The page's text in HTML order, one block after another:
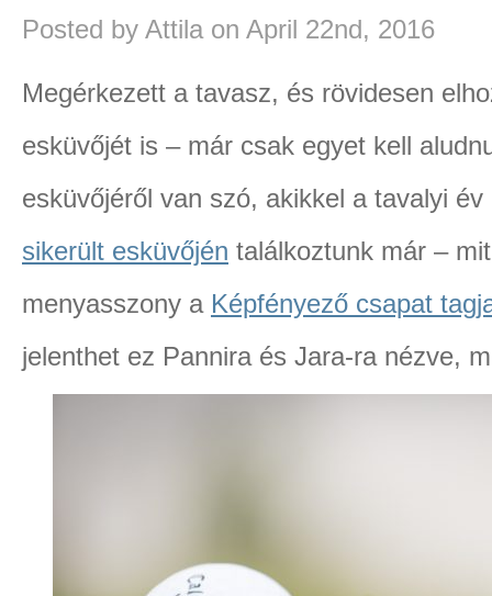
Posted by Attila on April 22nd, 2016
Megérkezett a tavasz, és rövidesen
esküvőjét is – már csak egyet kell
esküvőjéről van szó, akikkel a tavalyi
sikerült esküvőjén találkoztunk már –
menyasszony a Képfényező csapat
jelenthet ez Pannira és Jara-ra nézve,